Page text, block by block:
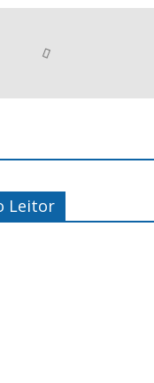
Leitor